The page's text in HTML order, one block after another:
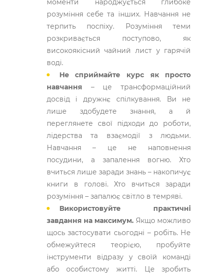
моменти народжується глибоке
розуміння себе та інших. Навчання не
терпить поспіху. Розуміння теми
розкривається поступово, як
високоякісний чайний лист у гарячій
воді.
Не сприймайте курс як просто
навчання – це трансформаційний
досвід і дружнє спілкування. Ви не
лише здобудете знання, а й
переглянете свої підходи до роботи,
лідерства та взаємодії з людьми.
Навчання – це не наповнення
посудини, а запалення вогню. Хто
вчиться лише заради знань – накопичує
книги в голові. Хто вчиться заради
розуміння – запалює світло в темряві.
Використовуйте практичні
завдання на максимум. Якщо можливо
щось застосувати сьогодні – робіть. Не
обмежуйтеся теорією, пробуйте
інструменти відразу у своїй команді
або особистому житті. Це зробить